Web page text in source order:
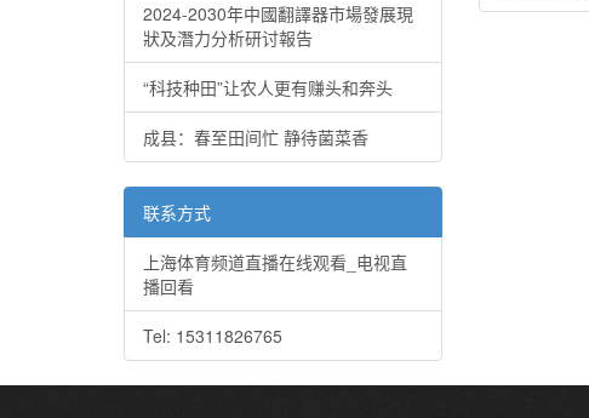
2024-2030年中國翻譯器市場發展現
狀及潛力分析研讨報告
“科技种田”让农人更有赚头和奔头
成县：春至田间忙 静待菌菜香
联系方式
上海体育频道直播在线观看_电视直
播回看
Tel: 15311826765